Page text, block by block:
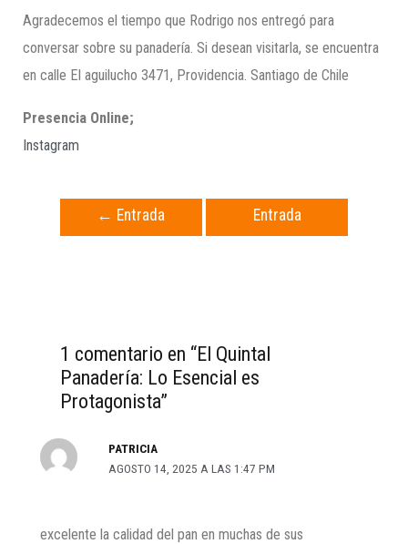
Agradecemos el tiempo que Rodrigo nos entregó para
conversar sobre su panadería. Si desean visitarla, se encuentra
en calle El aguilucho 3471, Providencia. Santiago de Chile
Presencia Online;
Instagram
← Entrada
Entrada
1 comentario en “El Quintal
Panadería: Lo Esencial es
Protagonista”
PATRICIA
AGOSTO 14, 2025 A LAS 1:47 PM
excelente la calidad del pan en muchas de sus